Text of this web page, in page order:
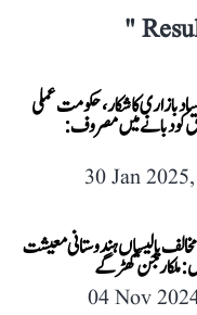
"
بازاری کا شکار، حکومت عملی
کو دبانے میں مصروف:
30 Jan
پالیسیاں ہندوستانی معیشت
ملکارجن کھڑگے
04 Nov